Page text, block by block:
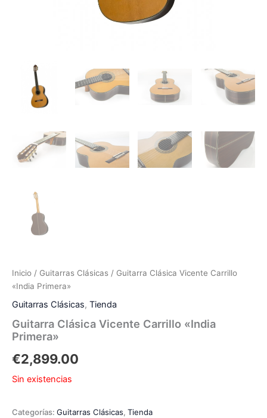
Inicio / Guitarras Clásicas / Guitarra Clásica Vicente Carrillo
«India Primera»
Guitarras Clásicas, Tienda
Guitarra Clásica Vicente Carrillo «India
Primera»
€2,899.00
Sin existencias
Categorías: Guitarras Clásicas, Tienda